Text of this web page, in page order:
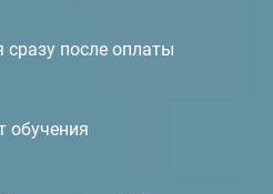
сразу после оплаты
обучения